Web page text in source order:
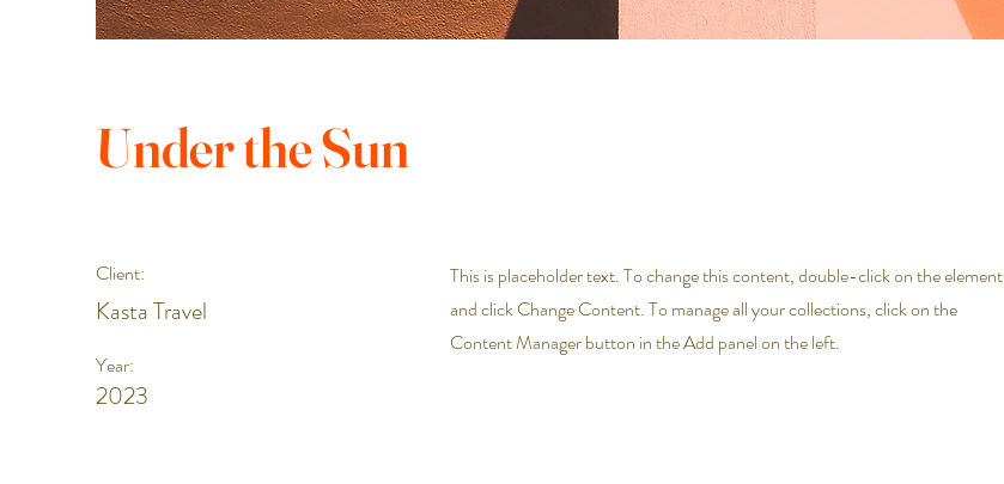
Under the Sun
Client:
Kasta Travel
Year:
2023
This is placeholder text. To change this content, double-click on the element
and click Change Content. To manage all your collections, click on the
Content Manager button in the Add panel on the left.